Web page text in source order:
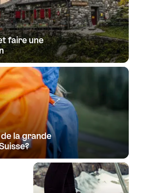
faire une
la grande